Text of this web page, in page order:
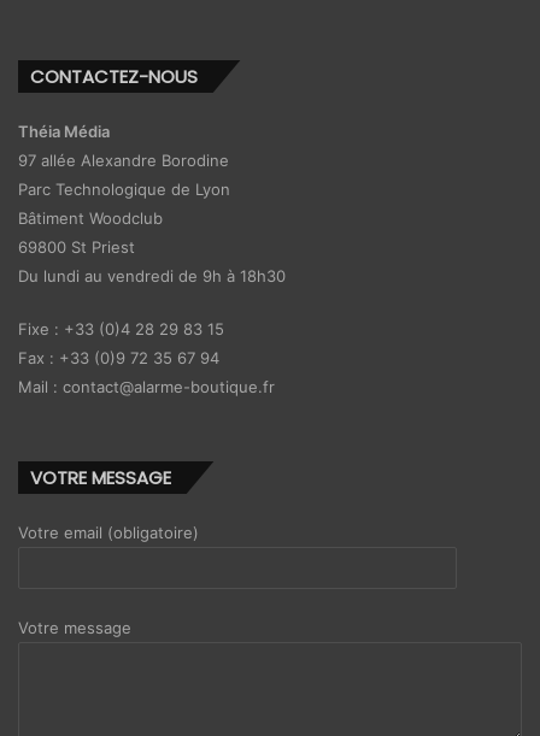
CONTACTEZ-NOUS
Théia Média
97 allée Alexandre Borodine
Parc Technologique de Lyon
Bâtiment Woodclub
69800 St Priest
Du lundi au vendredi de 9h à 18h30
Fixe : +33 (0)4 28 29 83 15
Fax : +33 (0)9 72 35 67 94
Mail : contact@alarme-boutique.fr
VOTRE MESSAGE
Votre email (obligatoire)
Votre message